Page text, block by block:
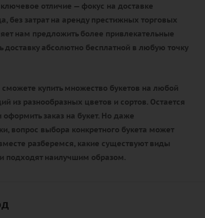
отличие — фокус на доставке
без затрат на аренду престижных торговых
нам предложить более привлекательные
доставку абсолютно бесплатной в любую точку
купить множество букетов на любой
из разнообразных цветов и сортов. Остается
заказ на букет. Но даже
вопрос выбора конкретного букета может
разберемся, какие существуют виды
подходят наилучшим образом.